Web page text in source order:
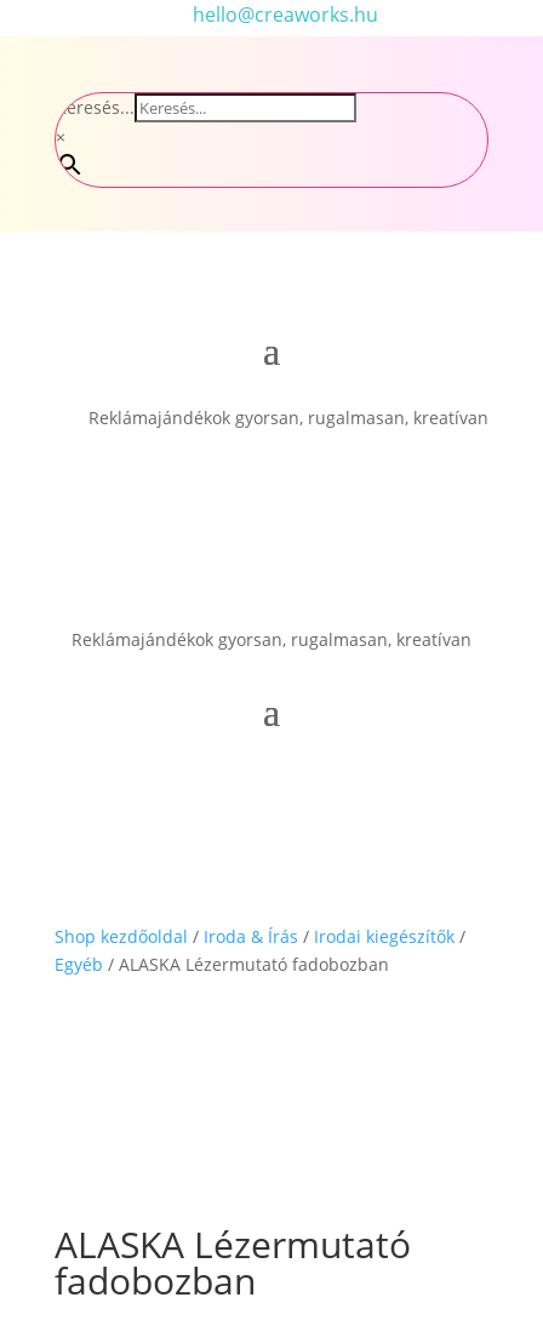
hello@creaworks.hu
Keresés...
×
Reklámajándékok gyorsan, rugalmasan, kreatívan
Reklámajándékok gyorsan, rugalmasan, kreatívan
Shop kezdőoldal / Iroda & Írás / Irodai kiegészítők/
Egyéb / ALASKA Lézermutató fadobozban
ALASKA Lézermutató
fadobozban